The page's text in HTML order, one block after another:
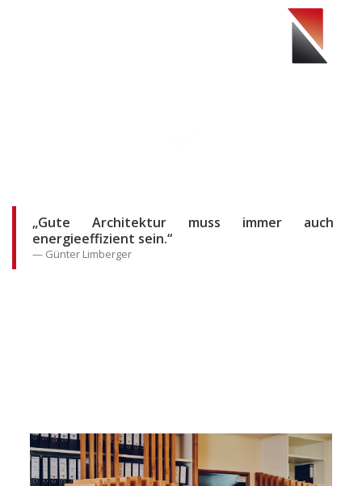
Toggle
„Gute Architektur muss immer auch
energieeffizient sein.“
Günter Limberger